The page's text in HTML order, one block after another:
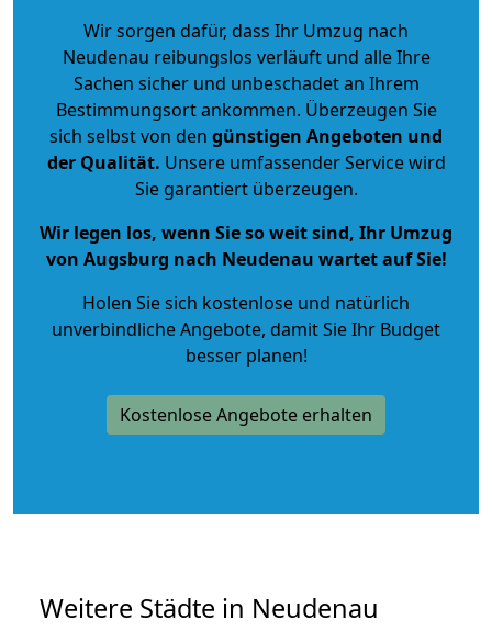
Wir sorgen dafür, dass Ihr Umzug nach
Neudenau reibungslos verläuft und alle Ihre
Sachen sicher und unbeschadet an Ihrem
Bestimmungsort ankommen. Überzeugen Sie
sich selbst von den günstigen Angeboten und
der Qualität. Unsere umfassender Service wird
Sie garantiert überzeugen.
Wir legen los, wenn Sie so weit sind, Ihr Umzug
von Augsburg nach Neudenau wartet auf Sie!
Holen Sie sich kostenlose und natürlich
unverbindliche Angebote, damit Sie Ihr Budget
besser planen!
Kostenlose Angebote erhalten
Weitere Städte in Neudenau